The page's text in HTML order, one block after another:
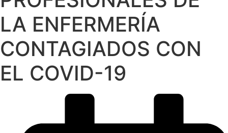
LA ENFERMERÍA
CONTAGIADOS CON
EL COVID-19